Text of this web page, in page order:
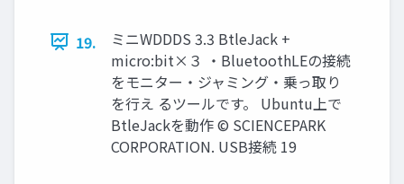
19.
ミニWDDDS 3.3 BtleJack +
micro:bit×３ ・BluetoothLEの接続
をモニター・ジャミング・乗っ取り
を行え るツールです。 Ubuntu上で
BtleJackを動作 © SCIENCEPARK
CORPORATION. USB接続 19